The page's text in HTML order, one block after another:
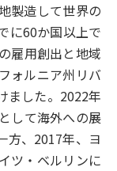
製造して世界の
に60か国以上で
雇用創出と地域
ォルニア州リバ
ました。2022年
して海外への展
方、2017年、ヨ
ツ・ベルリンに